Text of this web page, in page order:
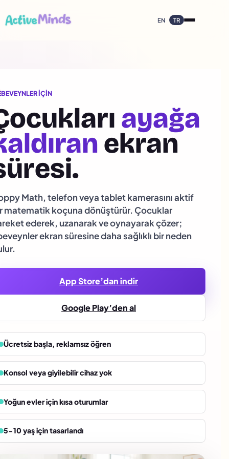
EN TR
İÇIN
ayağa
ekran
Math, telefon veya tablet kamerasını aktif
matematik koçuna dönüştürür. Çocuklar
ederek, uzanarak ve oynayarak çözer;
ekran süresine daha sağlıklı bir neden
App Store’dan indir
Google Play’den al
Ücretsiz başla, reklamsız öğren
Konsol veya giyilebilir cihaz yok
Yoğun evler için kısa oturumlar
5-10 yaş için tasarlandı